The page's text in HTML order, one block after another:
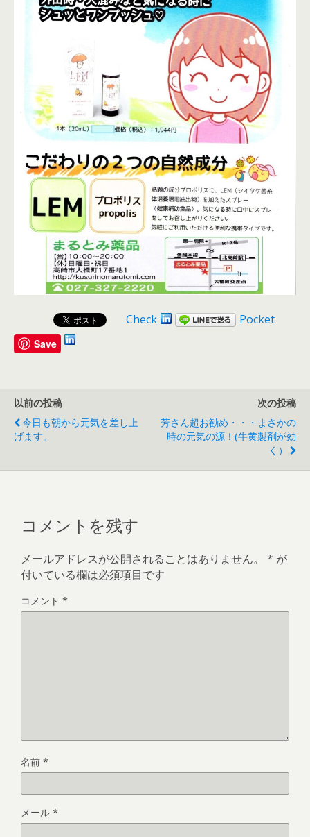
Check Pocket
Save
以前の投稿
今日も朝から元気を差し上
げます。
次の投稿
芳さん超お勧め・・・まさかの
時の元気の源！(牛黄製剤が効
く）
コメントを残す
メールアドレスが公開されることはありません。 * が
付いている欄は必須項目です
コメント *
名前 *
メール *